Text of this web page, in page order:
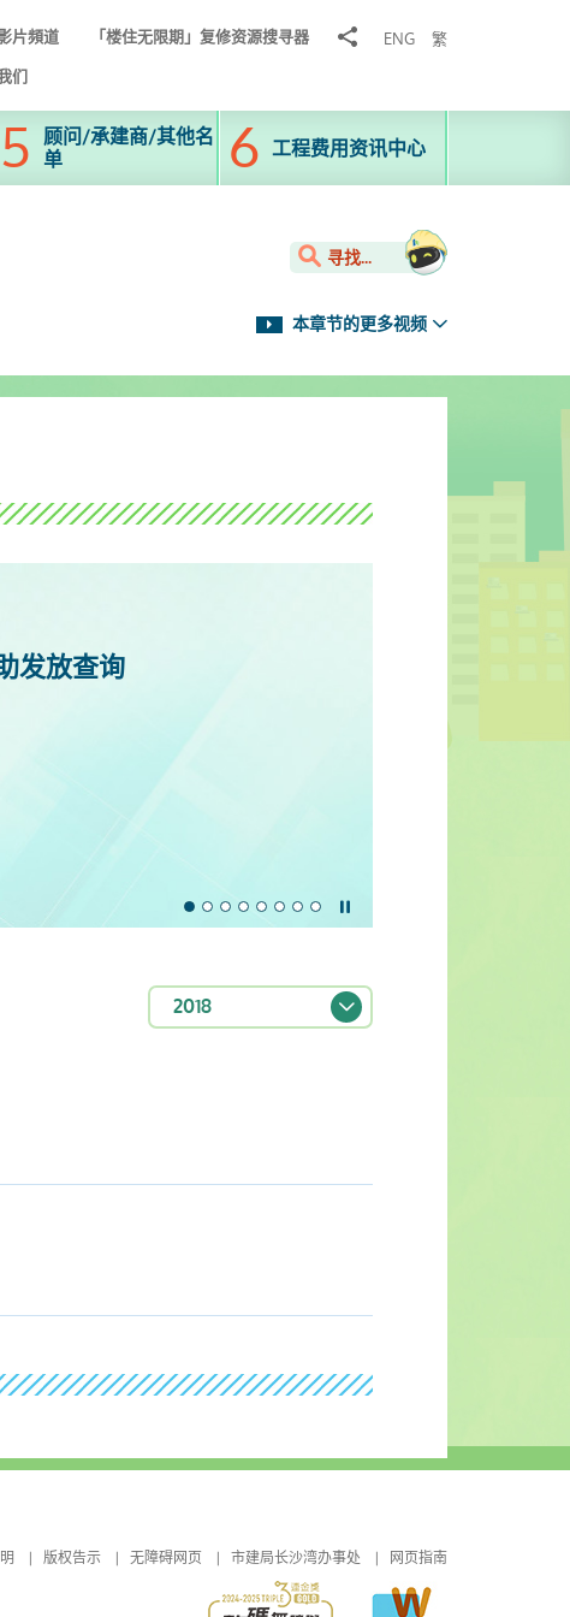
片頻道 「楼住无限期」复修资源搜寻器
分
ENG 繁
们
顾问/承建商/其他名
单
工程费用资讯中心
寻找...
本章节的更多视频
发放查询
探讨楼宇老化的根本性问题，并就楼宇复
2018
版权告示 无障碍网页 市建局长沙湾办事处 网页指南